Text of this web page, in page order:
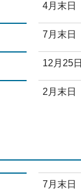
4月末日
7月末日
12月25日
2月末日
7月末日